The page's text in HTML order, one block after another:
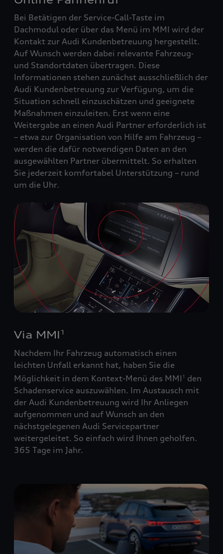
Bei Betätigen der Service-Call-Taste im
Dachmodul oder über das Menü im MMI wird der
Kontakt zur Audi Kundenbetreuung hergestellt.
Auf Wunsch werden dabei relevante Fahrzeug‑
und Standortdaten übertragen. Diese
Informationen stehen zunächst ausschließlich der
Audi Kundenbetreuung zur Verfügung, um die
Situation schnell einzuschätzen und geeignete
Maßnahmen einzuleiten. Erst wenn eine
Weitergabe an einen Audi Partner erforderlich ist
– etwa zur Organisation von Hilfe am Fahrzeug –
werden die dafür notwendigen Daten an den
ausgewählten Partner übermittelt. So erhalten
Sie jederzeit komfortabel Unterstützung – rund
um die Uhr.
Via MMI 1
Nachdem Ihr Fahrzeug automatisch einen
leichten Unfall erkannt hat, haben Sie die
Möglichkeit in dem Kontext-Menü des MMI 1
den
Schadenservice auszuwählen. Im Austausch mit
der Audi Kundenbetreuung wird Ihr Anliegen
aufgenommen und auf Wunsch an den
nächstgelegenen Audi Servicepartner
weitergeleitet. So einfach wird Ihnen geholfen.
365 Tage im Jahr.